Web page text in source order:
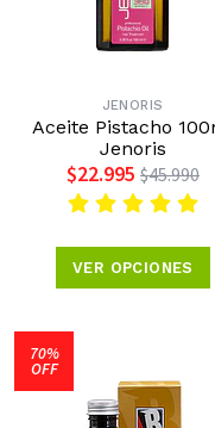
JENORIS
Aceite Pistacho
Jenoris
$22.995 $45.990
VER OPCIONES
70%
OFF